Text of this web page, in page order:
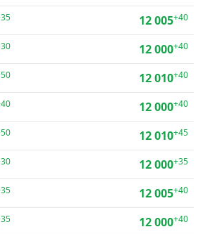
12 005+40
12 000+40
12 010+40
12 000+40
12 010+45
12 000+35
12 005+40
12 000+40